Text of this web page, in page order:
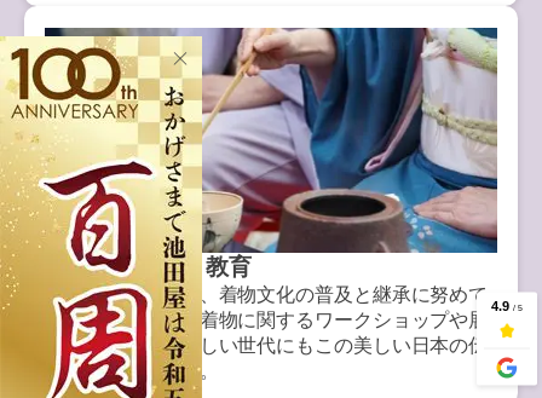
文化への貢献と教育
池田屋呉服店では、着物文化の普及と継承に努めて
います。定期的に着物に関するワークショップや展
示会を開催し、新しい世代にもこの美しい日本の伝
統を伝えています。